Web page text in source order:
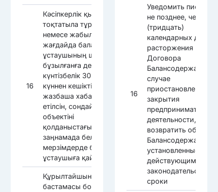
16
Кәсіпкерлік қызмет
тоқтатыла тұрған
немесе жабылған
жағдайда баланс
ұстаушының шарты
бұзылғанға дейін
күнтізбелік 30 (отыз)
күннен кешіктірмей
жазбаша хабардар
етілсін, сондай-ақ
объектіні
қолданыстағы
заңнамада белгіленген
мерзімдерде баланс
ұстаушыға қайтарсын
Құрылтайшының
бастамасы бойынша
16
Уведомить
не позднее, чем за
(тридцать)
календарных дней
расторжения
Договора
Балансодержателя в
случае
приостановления
закрытия
деятельности, а
возвратить объект
Балансодержателю
установленные
действующим
законодательством
сроки